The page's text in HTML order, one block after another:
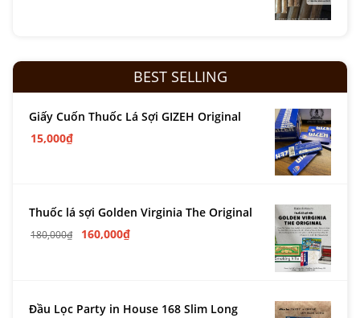
BEST SELLING
Giấy Cuốn Thuốc Lá Sợi GIZEH Original
15,000₫
Thuốc lá sợi Golden Virginia The Original
180,000₫ 160,000₫
Đầu Lọc Party in House 168 Slim Long